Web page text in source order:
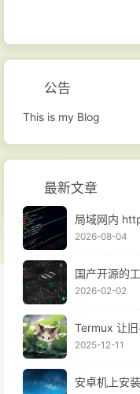
公告
This is my Blog
最新文章
局域网内
2026-08-04
国产开源的
2026-02-02
Termux 让
2025-12-11
安卓机上安